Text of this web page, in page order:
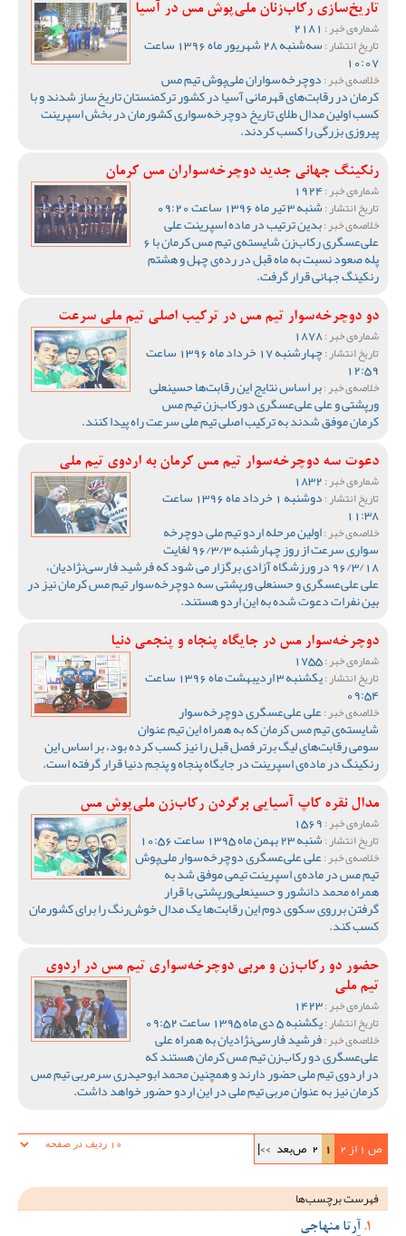
تاریخ‌سازی رکاب‌زنان ملی‌پوش مس در آسیا
شماره‌ی خبر :
تاریخ انتشار : سه‌شنبه 28 شهریور ماه 1396 ساعت
10:07
خلاصه‌ی خبر :دوچرخه‌سواران ملی‌پوش تیم مس
کرمان در رقابت‌های قهرمانی آسیا در کشور ترکمنستان تاریخ‌ساز شدند و با
کسب اولین مدال طلای تاریخ دوچرخه‌سواری کشورمان در بخش اسپرینت
پیروزی بزرگی را کسب کردند.
رنکینگ جهانی جدید دوچرخه‌سواران مس کرمان
شماره‌ی خبر :
تاریخ انتشار :شنبه 3 تیر ماه 1396 ساعت 09:20
خلاصه‌ی خبر :بدین ترتیب در ماده اسپرینت علی
علی‌عسگری رکاب‌زن شایسته‌ی تیم مس کرمان با 6
پله صعود نسبت به ماه قبل در رده‌ی چهل و هشتم
رنکینگ جهانی قرار گرفت.
دو دوچرخه‌سوار تیم مس در ترکیب اصلی تیم ملی سرعت
شماره‌ی خبر :
تاریخ انتشار : چهارشنبه 17 خرداد ماه 1396 ساعت
12:59
خلاصه‌ی خبر :بر اساس نتایج این رقابت‌ها حسینعلی
ورپشتی و علی علی‌عسگری دورکاب‌زن تیم مس
کرمان موفق شدند به ترکیب اصلی تیم ملی سرعت راه پیدا کنند.
دعوت سه دوچرخه‌سوار تیم مس کرمان به اردوی تیم ملی
شماره‌ی خبر :
تاریخ انتشار : دوشنبه 1 خرداد ماه 1396 ساعت
11:38
خلاصه‌ی خبر :اولین مرحله اردو تیم ملی دوچرخه
سواری سرعت از روز چهارشنبه 96/3/3 لغایت
96/3/18 در ورزشگاه آزادی برگزار می شود که فرشید فارسی‌نژادیان،
علی علی‌عسگری و حسنعلی ورپشتی سه دوچرخه‌سوار تیم مس کرمان نیز در
بین نفرات دعوت شده به این اردو هستند.
دوچرخه‌سوار مس در جایگاه پنجاه و پنجمی دنیا
شماره‌ی خبر :
تاریخ انتشار : یکشنبه 3 اردیبهشت ماه 1396 ساعت
09:54
خلاصه‌ی خبر :علی علی‌عسگری دوچرخه‌سوار
شایسته‌ی تیم مس کرمان که به همراه این تیم عنوان
سومی رقابت‌های لیگ برتر فصل قبل را نیز کسب کرده بود، بر اساس این
رنکینگ در ماده‌ی اسپرینت در جایگاه پنجاه و پنجم دنیا قرار گرفته است.
مدال نقره کاپ آسیایی برگردن رکاب‌زن ملی‌پوش مس
شماره‌ی خبر :
تاریخ انتشار :شنبه 23 بهمن ماه 1395 ساعت 10:56
خلاصه‌ی خبر :علی علی‌عسگری دوچرخه‌سوار ملی‌پوش
تیم مس در ماده‌ی اسپرینت تیمی موفق شد به
همراه محمد دانشور و حسینعلی‌ورپشتی با قرار
گرفتن برروی سکوی دوم این رقابت‌ها یک مدال خوش‌رنگ را برای کشورمان
کسب کند.
حضور دو رکاب‌زن و مربی دوچرخه‌سواری تیم مس در اردوی
تیم ملی
شماره‌ی خبر :
تاریخ انتشار :یکشنبه 5 دی ماه 1395 ساعت 09:52
خلاصه‌ی خبر :فرشید فارسی‌نژادیان به همراه علی
علی‌عسگری دو رکاب‌زن تیم مس کرمان هستند که
در اردوی تیم ملی حضور دارند و همچنین محمد ابوحیدری سرمربی تیم مس
کرمان نیز به عنوان مربی تیم ملی در این اردو حضور خواهد داشت.
ص 1 از 2 1
2 ص‌بعد >>|
فهرست برچسب‌ها
آرتا منهاجی